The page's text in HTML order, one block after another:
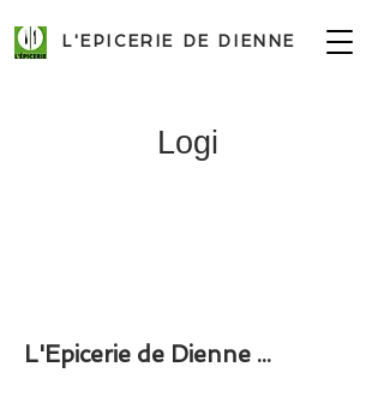
L'EPICERIE DE DIENNE
Logi
L'Epicerie de Dienne ...